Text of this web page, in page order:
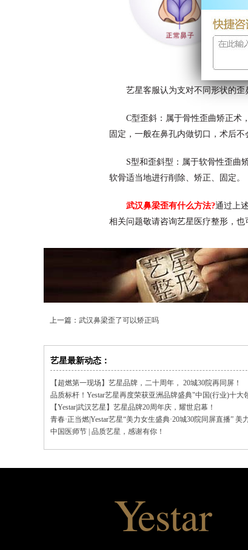
艺星客服认为支对不同形状的
C型歪斜：属于骨性歪曲矫正术
固定，一般在鼻孔内做切口，术后不
S型和歪斜型：属于软骨性歪曲
软骨适当地进行削除、矫正、固定。
武汉鼻梁歪有什么方法?通过上
相关问题敬请咨询艺星医疗整形，也
上一篇： 武汉鼻梁歪了可以矫正吗
艺星最新动态：
【超燃第一现场】艺星品牌，二十周年， 20城30院再同屏！
品质标杆！Yestar艺星再度荣获亚洲品牌盛典"中国(行业)十大
品牌"
【Yestar|武汉艺星】艺星品牌20周年庆，耀世启幕！
青春·正当燃|Yestar艺星“美力女生盛典·20城30院同屏直播” 美
聚，品质同行！
中国医师节 | 品质艺星，感谢有你！